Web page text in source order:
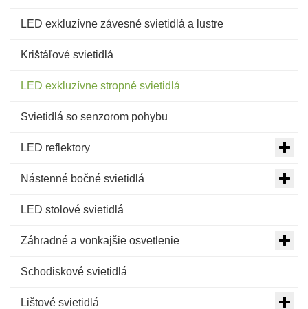
LED exkluzívne závesné svietidlá a lustre
Krištáľové svietidlá
LED exkluzívne stropné svietidlá
Svietidlá so senzorom pohybu
LED reflektory
Nástenné bočné svietidlá
LED stolové svietidlá
Záhradné a vonkajšie osvetlenie
Schodiskové svietidlá
Lištové svietidlá